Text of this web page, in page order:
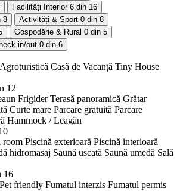
Facilități Interior 6 din 16
8 Activități & Sport 0 din 8
Gospodărie & Rural 0 din 5
in/out 0 din 6
Agroturisticã Casã de Vacanță Tiny House
12
Frigider Terasă panoramică Grătar
Curte mare Parcare gratuită Parcare
Hammock / Leagăn
room Piscină exterioară Piscină interioară
hidromasaj Saună uscată Saună umedă Sală
16
Pet friendly Fumatul interzis Fumatul permis